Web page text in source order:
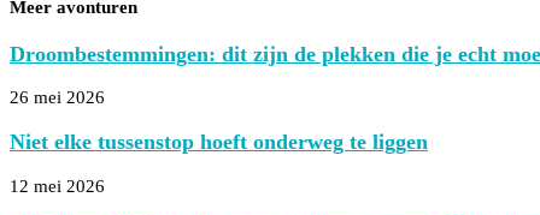
Meer avonturen
Droombestemmingen: dit zijn de plekken die je echt
26 mei 2026
Niet elke tussenstop hoeft onderweg te liggen
12 mei 2026